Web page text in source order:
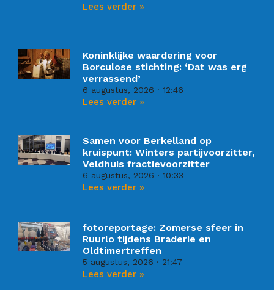
Lees verder »
Koninklijke waardering voor
Borculose stichting: ‘Dat was erg
verrassend’
6 augustus, 2026 12:46
Lees verder »
Samen voor Berkelland op
kruispunt: Winters partijvoorzitter,
Veldhuis fractievoorzitter
6 augustus, 2026 10:33
Lees verder »
fotoreportage: Zomerse sfeer in
Ruurlo tijdens Braderie en
Oldtimertreffen
5 augustus, 2026 21:47
Lees verder »